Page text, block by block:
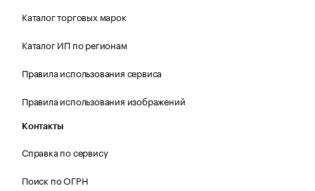
Каталог торговых марок
Каталог ИП по регионам
Правила использования сервиса
Правила использования изображений
Контакты
Справка по сервису
Поиск по ОГРН